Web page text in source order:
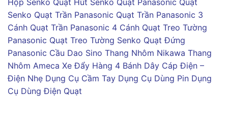
Senko Quạt Trần Panasonic Quạt Trần Panasonic 3
Cánh Quạt Trần Panasonic 4 Cánh Quạt Treo Tường
Panasonic Quạt Treo Tường Senko Quạt Đứng
Panasonic Cầu Dao Sino Thang Nhôm Nikawa Thang
Nhôm Ameca Xe Đẩy Hàng 4 Bánh Dây Cáp Điện –
Điện Nhẹ Dụng Cụ Cầm Tay Dụng Cụ Dùng Pin Dụng
Cụ Dùng Điện Quạt